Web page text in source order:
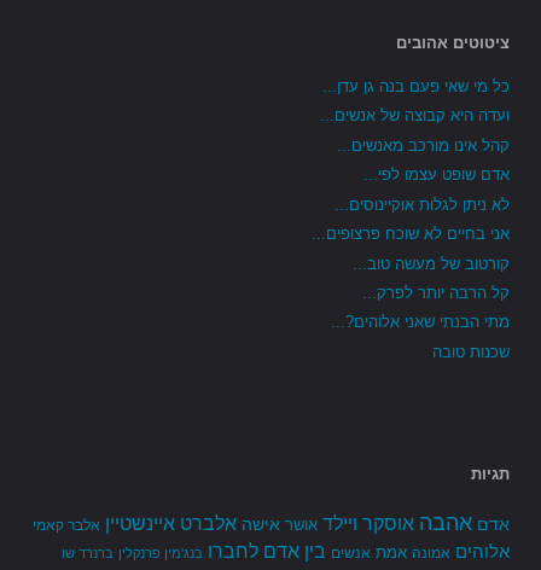
ציטוטים אהובים
כל מי שאי פעם בנה גן עדן...
ועדה היא קבוצה של אנשים...
קהל אינו מורכב מאנשים...
אדם שופט עצמו לפי...
לא ניתן לגלות אוקיינוסים...
אני בחיים לא שוכח פרצופים...
קורטוב של מעשה טוב...
קל הרבה יותר לפרק...
מתי הבנתי שאני אלוהים?...
שכנות טובה
תגיות
אדם אהבה אוסקר ויילד אושר אישה אלברט איינשטיין אלבר קאמי
אלוהים אמונה אמת אנשים בין אדם לחברו בנג'מין פרנקלין ברנרד שו